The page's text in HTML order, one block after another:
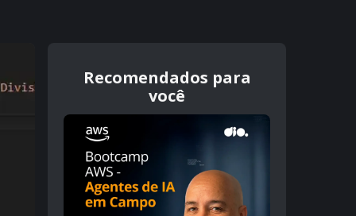
Recomendados para
você